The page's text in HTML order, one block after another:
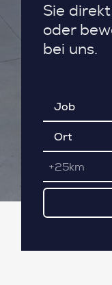
Sie
oder
bei uns.
+25km